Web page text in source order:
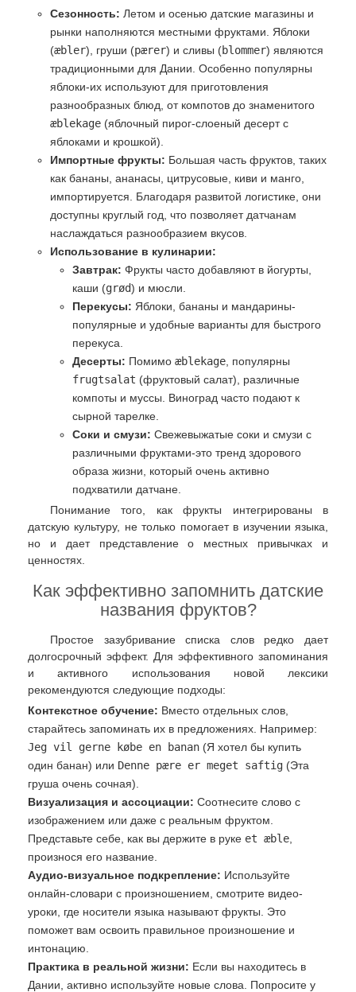
Сезонность: Летом и осенью датские магазины и
рынки наполняются местными фруктами. Яблоки
(æbler), груши (pærer) и сливы (blommer) являются
традиционными для Дании. Особенно популярны
яблоки-их используют для приготовления
разнообразных блюд, от компотов до знаменитого
æblekage (яблочный пирог-слоеный десерт с
яблоками и крошкой).
Импортные фрукты: Большая часть фруктов, таких
как бананы, ананасы, цитрусовые, киви и манго,
импортируется. Благодаря развитой логистике, они
доступны круглый год, что позволяет датчанам
наслаждаться разнообразием вкусов.
Использование в кулинарии:
Завтрак: Фрукты часто добавляют в йогурты,
каши (grød) и мюсли.
Перекусы: Яблоки, бананы и мандарины-
популярные и удобные варианты для быстрого
перекуса.
Десерты: Помимо æblekage , популярны
frugtsalat (фруктовый салат), различные
компоты и муссы. Виноград часто подают к
сырной тарелке.
Соки и смузи: Свежевыжатые соки и смузи с
различными фруктами-это тренд здорового
образа жизни, который очень активно
подхватили датчане.
Понимание того, как фрукты интегрированы в
датскую культуру, не только помогает в изучении языка,
но и дает представление о местных привычках и
ценностях.
Как эффективно запомнить датские
названия фруктов?
Простое зазубривание списка слов редко дает
долгосрочный эффект. Для эффективного запоминания
и активного использования новой лексики
рекомендуются следующие подходы:
Контекстное обучение: Вместо отдельных слов,
старайтесь запоминать их в предложениях. Например:
Jeg vil gerne købe en banan (Я хотел бы купить
один банан) или Denne pære er meget saftig (Эта
груша очень сочная).
Визуализация и ассоциации: Соотнесите слово с
изображением или даже с реальным фруктом.
Представьте себе, как вы держите в руке et æble,
произнося его название.
Аудио-визуальное подкрепление: Используйте
онлайн-словари с произношением, смотрите видео-
уроки, где носители языка называют фрукты. Это
поможет вам освоить правильное произношение и
интонацию.
Практика в реальной жизни: Если вы находитесь в
Дании, активно используйте новые слова. Попросите у